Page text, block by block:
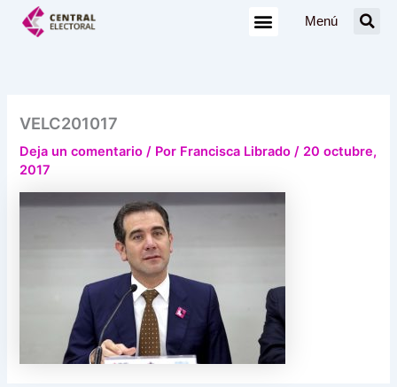
Menú
VELC201017
Deja un comentario / Por Francisca Librado/ 20 octubre,
2017